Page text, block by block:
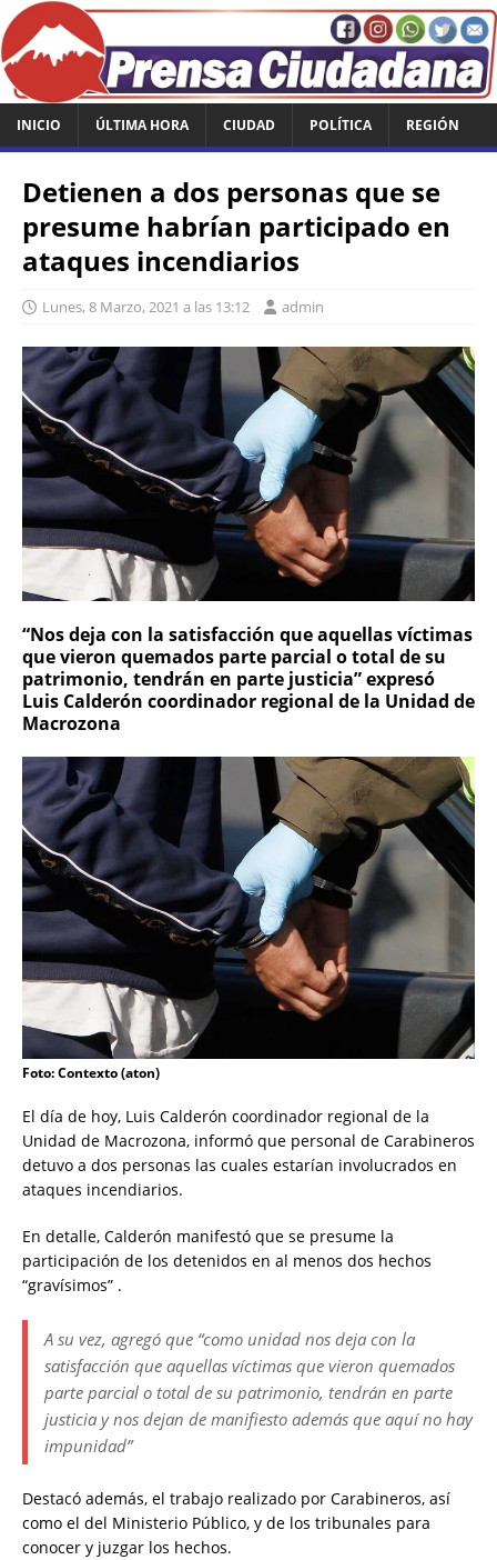
INICIO ÚLTIMA HORA CIUDAD POLÍTICA REGIÓN
Detienen a dos personas que se
presume habrían participado en
ataques incendiarios
Lunes, 8 Marzo, 2021 a las 13:12 admin
“Nos deja con la satisfacción que aquellas víctimas
que vieron quemados parte parcial o total de su
patrimonio, tendrán en parte justicia” expresó
Luis Calderón coordinador regional de la Unidad de
Macrozona
Foto: Contexto (aton)
El día de hoy, Luis Calderón coordinador regional de la
Unidad de Macrozona, informó que personal de Carabineros
detuvo a dos personas las cuales estarían involucrados en
ataques incendiarios.
En detalle, Calderón manifestó que se presume la
participación de los detenidos en al menos dos hechos
“gravísimos” .
A su vez, agregó que “como unidad nos deja con la
satisfacción que aquellas víctimas que vieron quemados
parte parcial o total de su patrimonio, tendrán en parte
justicia y nos dejan de manifiesto además que aquí no hay
impunidad”
Destacó además, el trabajo realizado por Carabineros, así
como el del Ministerio Público, y de los tribunales para
conocer y juzgar los hechos.